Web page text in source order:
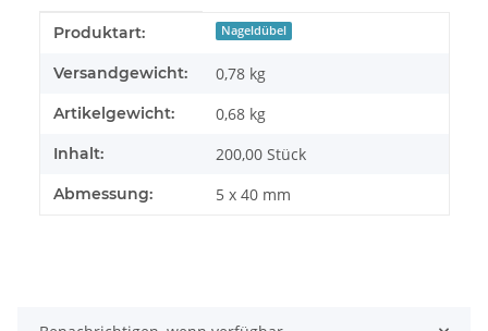
Produkteigenschaft
Wert
Produktart: Nageldübel
Versandgewicht: 0,78 kg
Artikelgewicht: 0,68 kg
Inhalt: 200,00 Stück
Abmessung: 5 x 40 mm